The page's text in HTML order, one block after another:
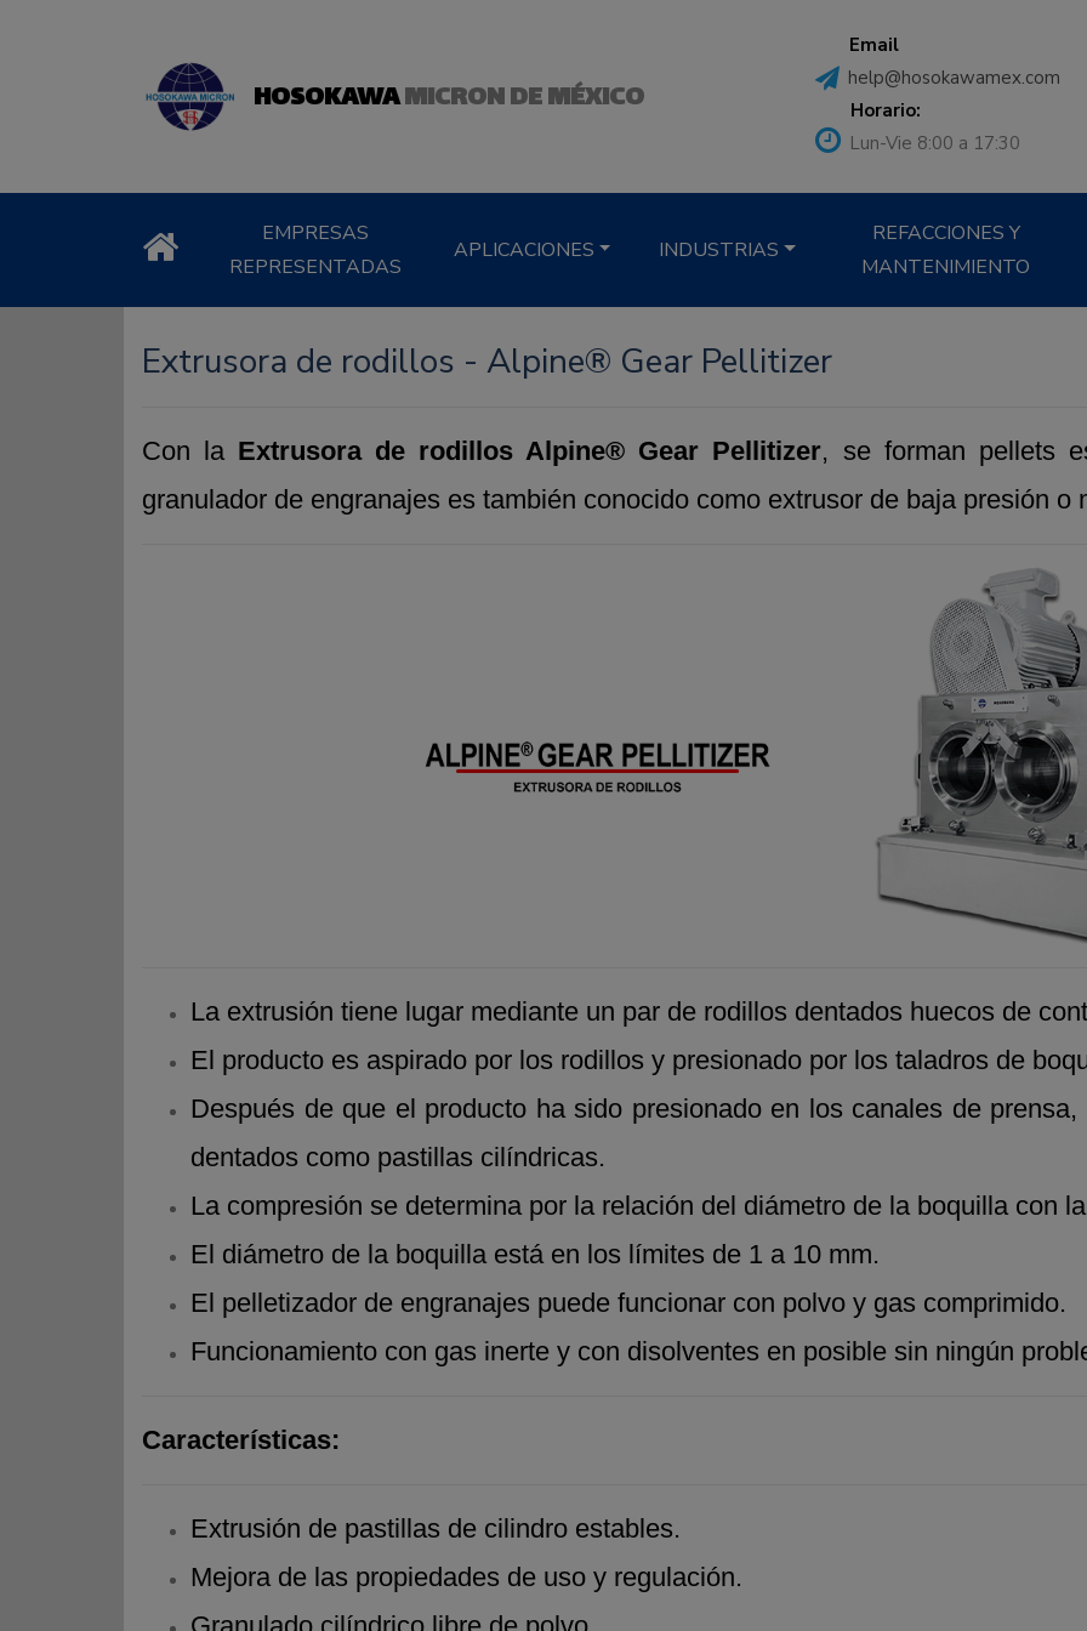
HOSOKAWAMICRON DE MÉXICO
Email
help@hosokawamex.com
Horario:
Lun-Vie 8:00 a 17:30
EMPRESAS
REPRESENTADAS
APLICACIONES INDUSTRIAS
REFACCIONES Y
MANTENIMIENTO
Extrusora de rodillos - Alpine® Gear Pellitizer
Con la Extrusora de rodillos Alpine® Gear Pellitizer, se forman pellets
granulador de engranajes es también conocido como extrusor de baja presión o
La extrusión tiene lugar mediante un par de rodillos dentados huecos de
El producto es aspirado por los rodillos y presionado por los taladros de
Después de que el producto ha sido presionado en los canales de
dentados como pastillas cilíndricas.
La compresión se determina por la relación del diámetro de la boquilla con
El diámetro de la boquilla está en los límites de 1 a 10 mm.
El pelletizador de engranajes puede funcionar con polvo y gas comprimido.
Funcionamiento con gas inerte y con disolventes en posible sin ningún
Características:
Extrusión de pastillas de cilindro estables.
Mejora de las propiedades de uso y regulación.